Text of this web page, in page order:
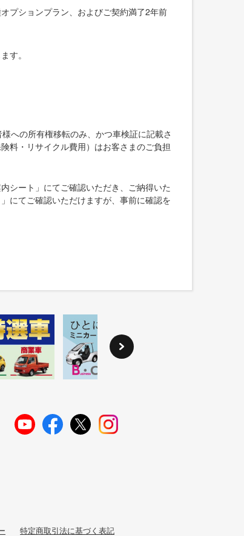
プションプラン、およびご契約満了2年前
す。
への所有権移転のみ、かつ車検証に記載さ
料・リサイクル費用）はお客さまのご負担
シート」にてご確認いただき、ご納得いた
にてご確認いただけますが、事前に確認を
特定商取引法に基づく表記